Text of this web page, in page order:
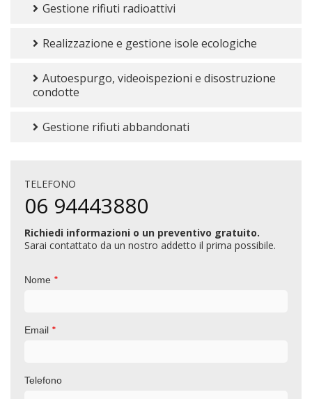
Gestione rifiuti radioattivi
Realizzazione e gestione isole ecologiche
Autoespurgo, videoispezioni e disostruzione
condotte
Gestione rifiuti abbandonati
TELEFONO
06 94443880
Richiedi informazioni o un preventivo gratuito.
Sarai contattato da un nostro addetto il prima possibile.
Nome *
Email *
Telefono